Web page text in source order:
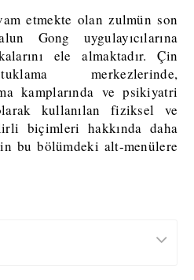
etmekte olan zulmün son
Gong uygulayıcılarına
ele almaktadır. Çin
merkezlerinde,
kamplarında ve psikiyatri
kullanılan fiziksel ve
biçimleri hakkında daha
bu bölümdeki alt-menülere